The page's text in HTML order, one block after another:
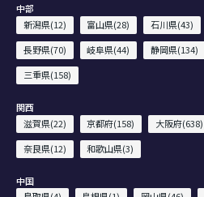
中部
新潟県(12)
富山県(28) 石川県(43)
長野県(70)
岐阜県(44) 静岡県(134)
三重県(158)
関西
滋賀県(22)
京都府(158) 大阪府(638)
奈良県(12)
和歌山県(3)
中国